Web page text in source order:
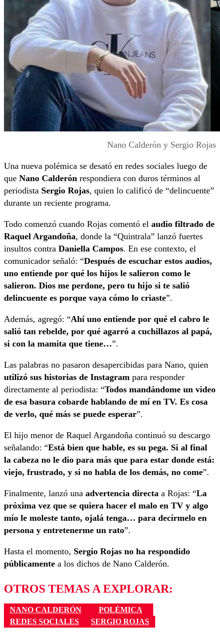
Nano Calderón y Sergio Rojas
Una nueva polémica se desató en redes sociales luego de
que Nano Calderón respondiera con duros términos al
periodista Sergio Rojas, quien lo calificó de “delincuente”
durante un reciente programa.
Todo comenzó cuando Rojas comentó el audio filtrado de
Raquel Argandoña, donde la “Quintrala” lanzó fuertes
insultos contra Daniella Campos. En ese contexto, el
comunicador señaló: “Después de escuchar estos audios,
uno entiende por qué los hijos le salieron como le
salieron. Dios me perdone, pero tu hijo si te salió
delincuente es porque vaya cómo lo criaste”.
Además, agregó: “Ahí uno entiende por qué el cabro le
salió tan rebelde, por qué agarró a cuchillazos al papá,
si con la mamita que tiene…”.
Las palabras no pasaron desapercibidas para Nano, quien
utilizó sus historias de Instagram para responder
directamente al periodista: “Todos mandándome un video
de esa basura cobarde hablando de mí en TV. Es cosa
de verlo, qué más se puede esperar”.
El hijo menor de Raquel Argandoña continuó su descargo
señalando: “Está bien que hable, es su pega. Si al final
la cabeza no le dio para más que para estar donde está:
viejo, frustrado, y si no habla de los demás, no come”.
Finalmente, lanzó una advertencia directa a Rojas: “La
próxima vez que se quiera hacer el malo en TV y algo
mío le moleste tanto, ojalá tenga… para decírmelo en
persona y entretenerme un rato”.
Hasta el momento, Sergio Rojas no ha respondido
públicamente a los dichos de Nano Calderón.
OTROS TEMAS A EXPLORAR:
NANO CALDERÓN
POLÉMICA
REDES SOCIALES
SERGIO ROJAS